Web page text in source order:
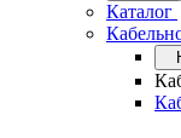
Каталог